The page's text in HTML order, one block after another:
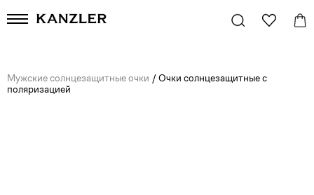
Мужские солнцезащитные очки /Очки солнцезащитные с
поляризацией